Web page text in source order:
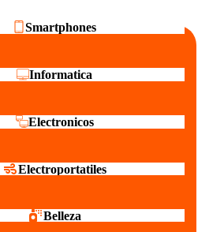
Smartphones
Informatica
Electronicos
Electroportatiles
Belleza